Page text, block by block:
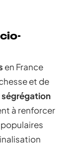
en France
et de
ségrégation
à renforcer